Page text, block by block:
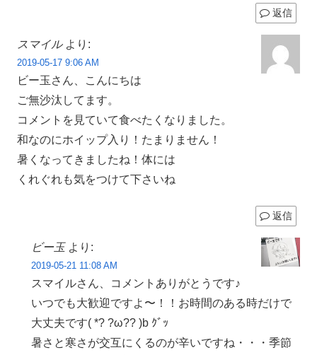
返信
スマイル より:
2019-05-17 9:06 AM
ビー玉さん、こんにちは
ご無沙汰してます。
コメントを見ていて食べたくなりました。
和なのにホイップ入り！たまりません！
暑くなってきましたね！体には
くれぐれも気をつけて下さいね
返信
ビー玉 より:
2019-05-21 11:08 AM
スマイルさん、コメントありがとうです♪
いつでも大歓迎ですよ〜！！お時間のある時だけで
大丈夫です( *? ?ω?? )b ｸﾞｯ
暑さと寒さが交互にくるのが辛いですね・・・季節